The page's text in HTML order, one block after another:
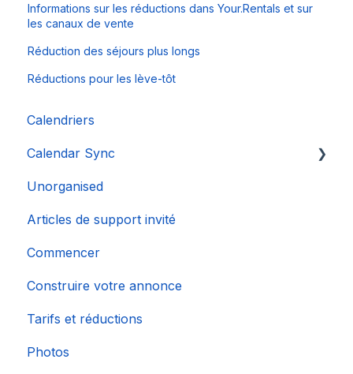
Informations sur les réductions dans Your.Rentals et sur
les canaux de vente
Réduction des séjours plus longs
Réductions pour les lève-tôt
Calendriers
Calendar Sync
Importation de calendriers populaires
Unorganised
Articles de support invité
Commencer
Construire votre annonce
Tarifs et réductions
Photos